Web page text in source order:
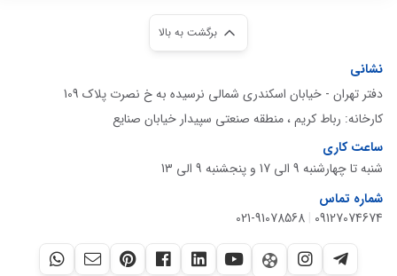
برگشت به بالا
نشانی
دفتر تهران - خیابان اسکندری شمالی نرسیده به خ نصرت پلاک 109
کارخانه: رباط کریم ، منطقه صنعتی سپیدار خیابان صنایع
ساعت کاری
شنبه تا چهارشنبه 9 الی 17 و پنجشنبه 9 الی 13
شماره تماس
09127074674
|
021-91078568